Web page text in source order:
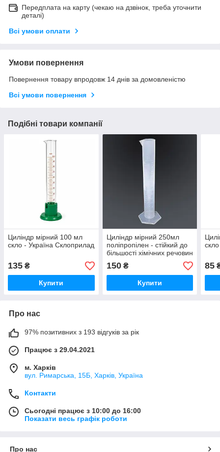
Передплата на карту (чекаю на дзвінок, треба уточнити
деталі)
Всі умови оплати
Умови повернення
Повернення товару впродовж 14 днів за домовленістю
Всі умови повернення
Подібні товари компанії
Циліндр мірний 100 мл
скло - Україна Склоприлад
135 ₴
Купити
Циліндр мірний 250мл
поліпропілен - стійкий до
більшості хімічних речовин
150₴
Купити
скло
85
Про нас
97% позитивних з 193 відгуків за рік
Працює з 29.04.2021
м. Харків
вул. Римарська, 15Б, Харків, Україна
Контакти
Сьогодні працює з 10:00 до 16:00
Показати весь графік роботи
Про нас